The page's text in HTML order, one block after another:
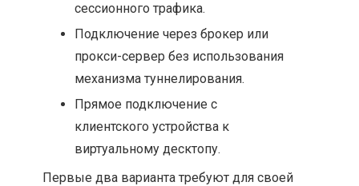
сессионного трафика.
Подключение через брокер или
прокси-сервер без использования
механизма туннелирования.
Прямое подключение с
клиентского устройства к
виртуальному десктопу.
Первые два варианта требуют для своей